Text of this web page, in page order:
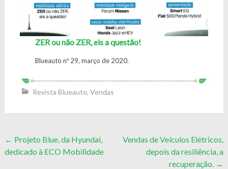
ZER ou não ZER, eis a questão!
Blueauto nº 29, março de 2020.
Revista Blueauto, Vendas
Post
navigation
← Projeto Blue, da Hyundai,
dedicado à ECO Mobilidade
Vendas de Veículos Elétricos,
depois da resiliência, a
recuperação. →